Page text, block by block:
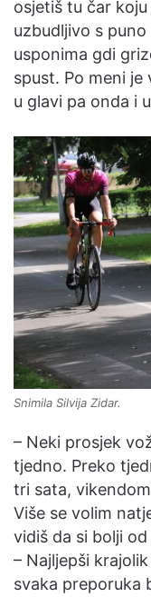
osjetiš tu čar
uzbudljivo s
usponima gdi
spust. Po meni
u glavi pa onda i
Snimila Silvija Zidar.
– Neki prosjek
tjedno. Preko
tri sata,
Više se volim
vidiš da si bolji
– Najljepši
svaka preporuka